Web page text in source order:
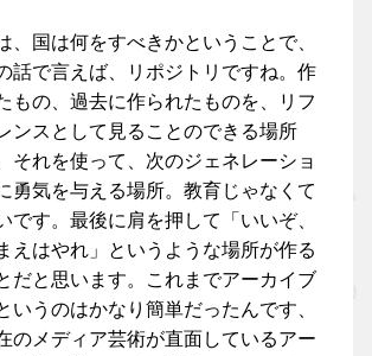
、国は何をすべきかということで、
話で言えば、リポジトリですね。作
もの、過去に作られたものを、リフ
ンスとして見ることのできる場所
それを使って、次のジェネレーショ
勇気を与える場所。教育じゃなくて
です。最後に肩を押して「いいぞ、
えはやれ」というような場所が作る
だと思います。これまでアーカイブ
いうのはかなり簡単だったんです、
のメディア芸術が直面しているアー